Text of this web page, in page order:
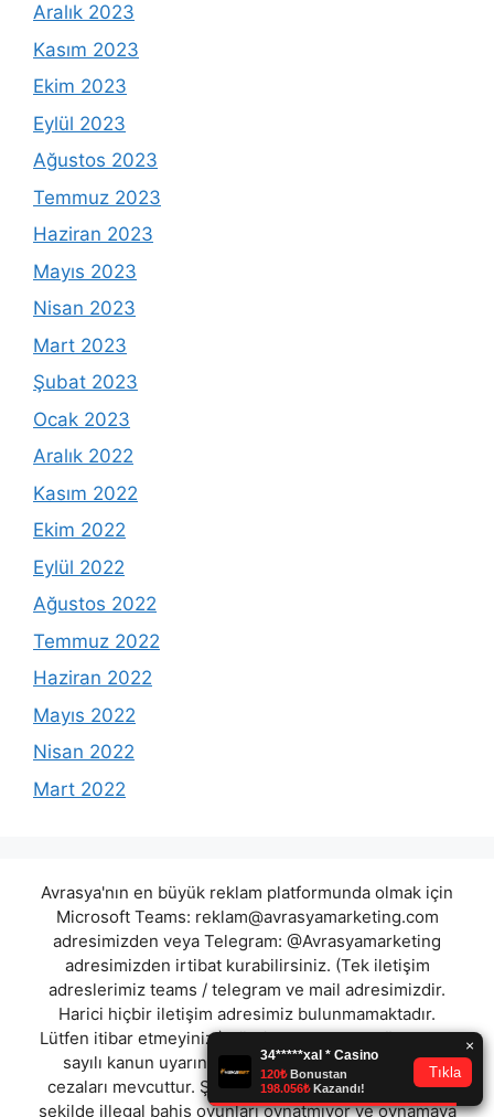
Aralık 2023
Kasım 2023
Ekim 2023
Eylül 2023
Ağustos 2023
Temmuz 2023
Haziran 2023
Mayıs 2023
Nisan 2023
Mart 2023
Şubat 2023
Ocak 2023
Aralık 2022
Kasım 2022
Ekim 2022
Eylül 2022
Ağustos 2022
Temmuz 2022
Haziran 2022
Mayıs 2022
Nisan 2022
Mart 2022
Avrasya'nın en büyük reklam platformunda olmak için
Microsoft Teams: reklam@avrasyamarketing.com
adresimizden veya Telegram: @Avrasyamarketing
adresimizden irtibat kurabilirsiniz. (Tek iletişim
adreslerimiz teams / telegram ve mail adresimizdir.
Harici hiçbir iletişim adresimiz bulunmamaktadır.
Lütfen itibar etmeyiniz.) Türkiye yasalarına göre 7258
sayılı kanun uyarınca yasa dışı bahis oynamanın
cezaları mevcuttur. Şu an bulunduğunuz site hiç bir
şekilde illegal bahis oyunları oynatmıyor ve oynamaya